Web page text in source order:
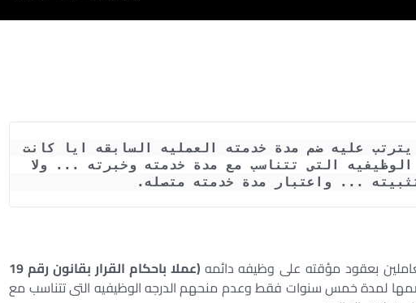
... واعتبار مدة خدمته متصله.
بعقود مؤقته على وظيفه دائمه
(عملا باحكام القرار بقانون رقم 19
ضمها لمدة خمس سنوات فقط وعدم منحهم الدرجه الوظيفيه التى تتناسب مع